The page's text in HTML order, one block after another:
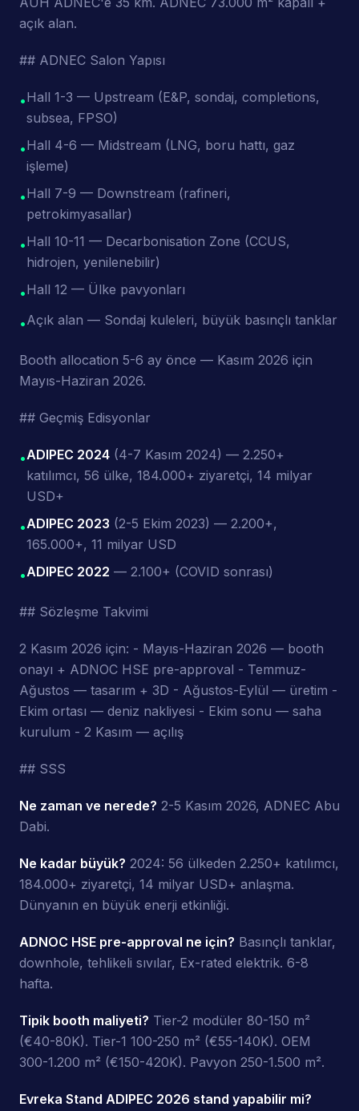
açık alan.
## ADNEC Salon Yapısı
•Hall 1-3 — Upstream (E&P, sondaj, completions,
subsea, FPSO)
•Hall 4-6 — Midstream (LNG, boru hattı, gaz
işleme)
•Hall 7-9 — Downstream (rafineri,
petrokimyasallar)
•Hall 10-11 — Decarbonisation Zone (CCUS,
hidrojen, yenilenebilir)
•Hall 12 — Ülke pavyonları
•Açık alan — Sondaj kuleleri, büyük basınçlı tanklar
Booth allocation 5-6 ay önce — Kasım 2026 için
Mayıs-Haziran 2026.
## Geçmiş Edisyonlar
•ADIPEC 2024 (4-7 Kasım 2024) — 2.250+
katılımcı, 56 ülke, 184.000+ ziyaretçi, 14 milyar
USD+
•ADIPEC 2023 (2-5 Ekim 2023) — 2.200+,
165.000+, 11 milyar USD
•ADIPEC 2022 — 2.100+ (COVID sonrası)
## Sözleşme Takvimi
2 Kasım 2026 için: - Mayıs-Haziran 2026 — booth
onayı + ADNOC HSE pre-approval - Temmuz-
Ağustos — tasarım + 3D - Ağustos-Eylül — üretim -
Ekim ortası — deniz nakliyesi - Ekim sonu — saha
kurulum - 2 Kasım — açılış
## SSS
Ne zaman ve nerede? 2-5 Kasım 2026, ADNEC Abu
Dabi.
Ne kadar büyük? 2024: 56 ülkeden 2.250+ katılımcı,
184.000+ ziyaretçi, 14 milyar USD+ anlaşma.
Dünyanın en büyük enerji etkinliği.
ADNOC HSE pre-approval ne için? Basınçlı tanklar,
downhole, tehlikeli sıvılar, Ex-rated elektrik. 6-8
hafta.
Tipik booth maliyeti? Tier-2 modüler 80-150 m²
(€40-80K). Tier-1 100-250 m² (€55-140K). OEM
300-1.200 m² (€150-420K). Pavyon 250-1.500 m².
Evreka Stand ADIPEC 2026 stand yapabilir mi?